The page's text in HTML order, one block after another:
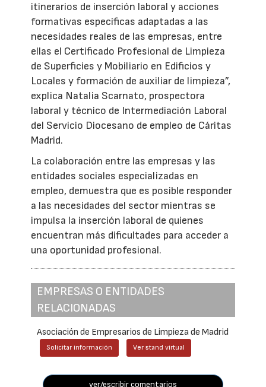
itinerarios de inserción laboral y acciones
formativas específicas adaptadas a las
necesidades reales de las empresas, entre
ellas el Certificado Profesional de Limpieza
de Superficies y Mobiliario en Edificios y
Locales y formación de auxiliar de limpieza”,
explica Natalia Scarnato, prospectora
laboral y técnico de Intermediación Laboral
del Servicio Diocesano de empleo de Cáritas
Madrid.
La colaboración entre las empresas y las
entidades sociales especializadas en
empleo, demuestra que es posible responder
a las necesidades del sector mientras se
impulsa la inserción laboral de quienes
encuentran más dificultades para acceder a
una oportunidad profesional.
EMPRESAS O ENTIDADES
RELACIONADAS
Asociación de Empresarios de Limpieza de Madrid
Solicitar información Ver stand virtual
ver/escribir comentarios